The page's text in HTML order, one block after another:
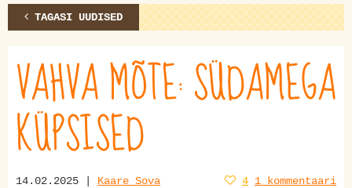
TAGASI UUDISED
VAHVA MÕTE: SÜDAMEGA
KÜPSISED
14.02.2025 | Kaare Sova 4 1 kommentaari